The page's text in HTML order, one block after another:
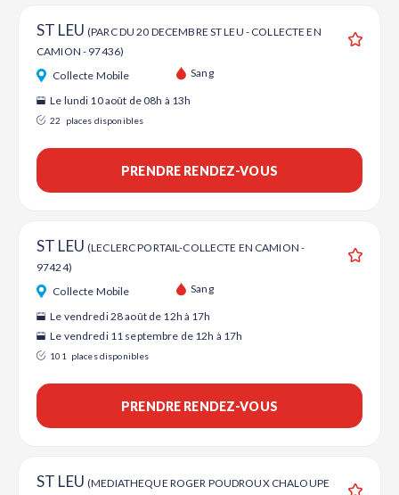
ST LEU (PARC DU 20 DECEMBRE ST LEU - COLLECTE EN
CAMION - 97436)
Collecte Mobile Sang
Le lundi 10 août de 08h à 13h
22 places disponibles
PRENDRE RENDEZ-VOUS
ST LEU (LECLERC PORTAIL-COLLECTE EN CAMION -
97424)
Collecte Mobile Sang
Le vendredi 28 août de 12h à 17h
Le vendredi 11 septembre de 12h à 17h
101 places disponibles
PRENDRE RENDEZ-VOUS
ST LEU (MEDIATHEQUE ROGER POUDROUX CHALOUPE